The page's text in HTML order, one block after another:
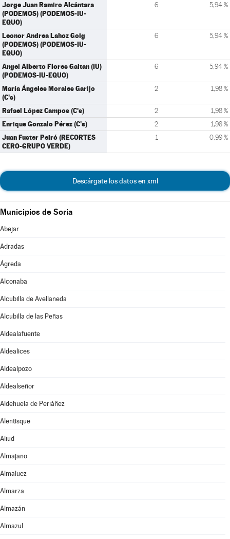
Jorge Juan Ramiro Alcántara
(PODEMOS) (PODEMOS-IU-
EQUO)
6 5,94 %
Leonor Andrea Lahoz Goig
(PODEMOS) (PODEMOS-IU-
EQUO)
6 5,94 %
Angel Alberto Flores Gaitan (IU)
(PODEMOS-IU-EQUO)
6 5,94 %
María Ángeles Morales Garijo
(C's)
2 1,98 %
Rafael López Campos (C's) 2 1,98 %
Enrique Gonzalo Pérez (C's) 2 1,98 %
Juan Fuster Peiró (RECORTES
CERO-GRUPO VERDE)
1 0,99 %
Descárgate los datos en xml
Municipios de Soria
Abejar
Adradas
Ágreda
Alconaba
Alcubilla de Avellaneda
Alcubilla de las Peñas
Aldealafuente
Aldealices
Aldealpozo
Aldealseñor
Aldehuela de Periáñez
Alentisque
Aliud
Almajano
Almaluez
Almarza
Almazán
Almazul